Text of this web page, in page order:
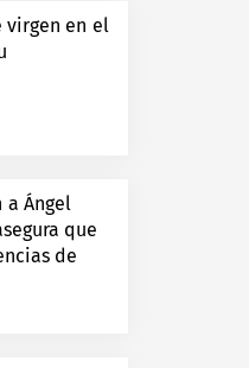
virgen en el
a Ángel
que
de